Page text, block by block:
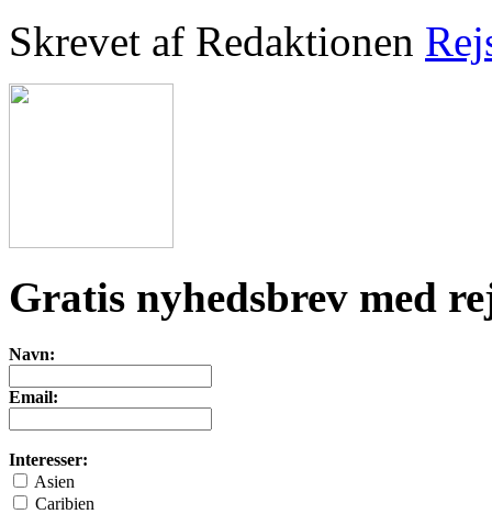
Skrevet af Redaktionen
Gratis nyhedsbrev med
Navn:
Email:
Interesser:
Asien
Caribien